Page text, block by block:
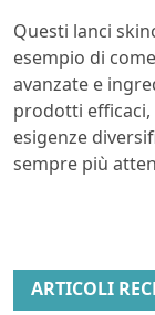
Questi lanci
esempio di
avanzate e
prodotti efficaci,
esigenze
sempre più
ARTICOLI